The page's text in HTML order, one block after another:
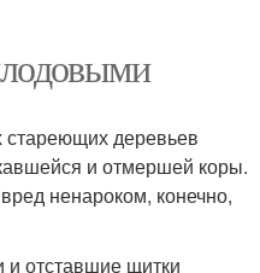
деревьев
и отмершей коры.
ненароком, конечно,
отставшие щитки